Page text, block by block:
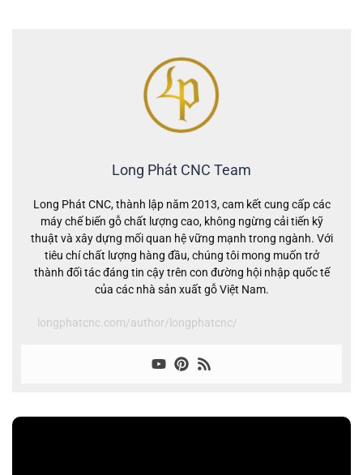
Long Phát CNC Team
Long Phát CNC, thành lập năm 2013, cam kết cung cấp các
máy chế biến gỗ chất lượng cao, không ngừng cải tiến kỹ
thuật và xây dựng mối quan hệ vững mạnh trong ngành. Với
tiêu chí chất lượng hàng đầu, chúng tôi mong muốn trở
thành đối tác đáng tin cậy trên con đường hội nhập quốc tế
của các nhà sản xuất gỗ Việt Nam.
longphatcnc.com/author/longphatcnc/